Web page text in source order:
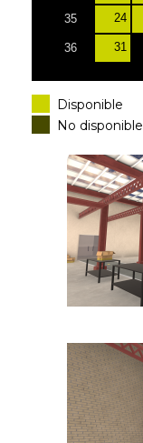
35 24
36 31
Disponible
No disponible